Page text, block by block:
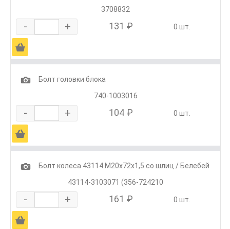
3708832
- + 131 ₽ 0 шт.
Ä
1
Болт головки блока
740-1003016
- + 104 ₽ 0 шт.
Ä
1
Болт колеса 43114 М20х72х1,5 со шлиц / Белебей
43114-3103071 (356-724210
- + 161 ₽ 0 шт.
Ä